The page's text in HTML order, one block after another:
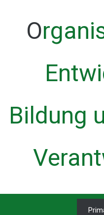
Organisation für
Bildung